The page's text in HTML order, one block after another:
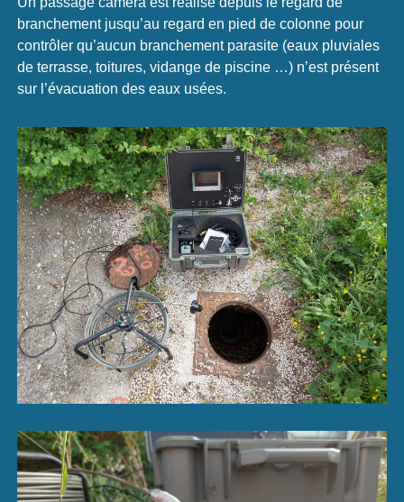
branchement jusqu’au regard en pied de colonne pour
contrôler qu’aucun branchement parasite (eaux pluviales
de terrasse, toitures, vidange de piscine …) n’est présent
sur l’évacuation des eaux usées.